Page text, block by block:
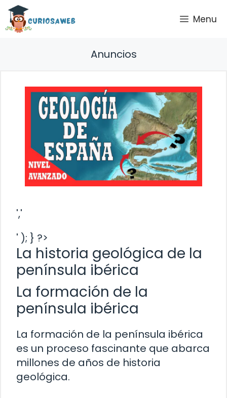
Saltar
contenido
Menu
Anuncios
','
' ); } ?>
La historia geológica de la
península ibérica
La formación de la
península ibérica
La formación de la península ibérica
es un proceso fascinante que abarca
millones de años de historia
geológica.